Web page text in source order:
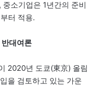
소기업은 1년간의 준비
터 적용.
대여론
2020년 도쿄(東京) 올림
을 검토하고 있는 가운